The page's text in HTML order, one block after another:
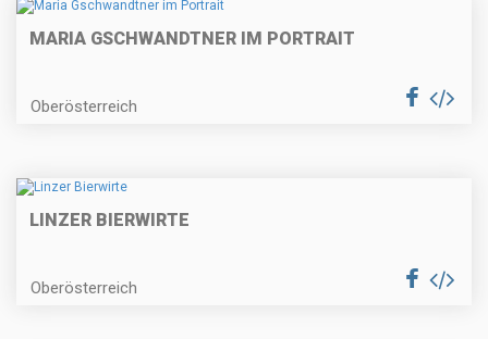
MARIA GSCHWANDTNER IM PORTRAIT
Oberösterreich
LINZER BIERWIRTE
Oberösterreich